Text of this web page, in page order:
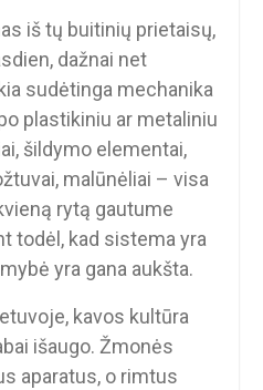
iš tų buitinių prietaisų,
dažnai net
sudėtinga mechanika
plastikiniu ar metaliniu
šildymo elementai,
malūnėliai – visa
rytą gautume
todėl, kad sistema yra
yra gana aukšta.
kavos kultūra
išaugo. Žmonės
aparatus, o rimtus